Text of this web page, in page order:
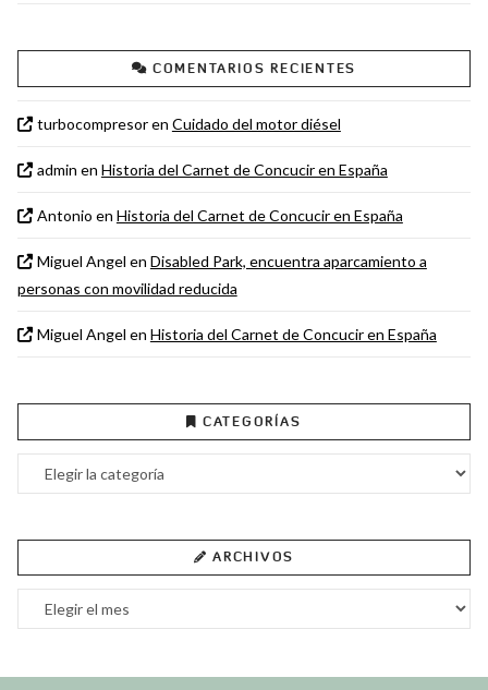
COMENTARIOS RECIENTES
turbocompresoren Cuidado del motor diésel
admin en Historia del Carnet de Concucir en España
Antonio en Historia del Carnet de Concucir en España
Miguel Angel en Disabled Park, encuentra aparcamiento a
personas con movilidad reducida
Miguel Angel en Historia del Carnet de Concucir en España
CATEGORÍAS
Categorías
ARCHIVOS
Archivos